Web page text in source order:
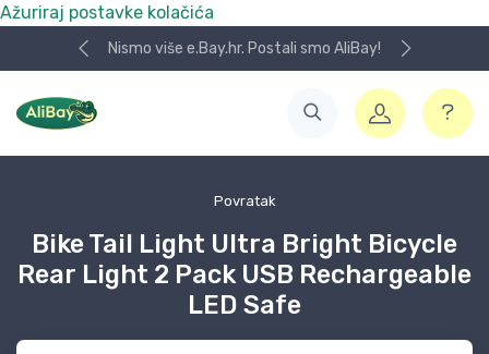
Ažuriraj postavke kolačića
Nismo više e.Bay.hr. Postali smo AliBay!
Povratak
Bike Tail Light Ultra Bright Bicycle
Rear Light 2 Pack USB Rechargeable
LED Safe